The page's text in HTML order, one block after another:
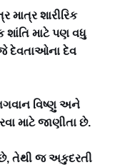
શારીરિક
શાંતિ માટે પણ વધુ
દેવતાઓના દેવ
વિષ્ણુ અને
માટે જાણીતા છે.
છે, તેથી જ અકુદરતી